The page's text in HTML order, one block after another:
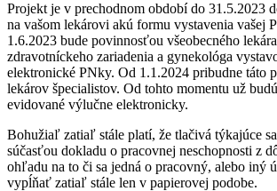
Projekt je v prechodnom období do 31.5.2023
na vašom lekárovi akú formu vystavenia vašej
1.6.2023 bude povinnosťou všeobecného
zdravotníckeho zariadenia a gynekológa
elektronické PNky. Od 1.1.2024 pribudne táto
lekárov špecialistov. Od tohto momentu už
evidované výlučne elektronicky.
Bohužiaľ zatiaľ stále platí, že tlačivá týkajúce
súčasťou dokladu o pracovnej neschopnosti z
ohľadu na to či sa jedná o pracovný, alebo iný
vypĺňať zatiaľ stále len v papierovej podobe.